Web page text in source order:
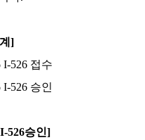
]
I-526 접수
I-526 승인
I-526승인]